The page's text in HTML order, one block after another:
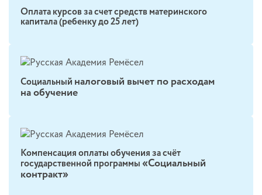
Оплата курсов за счет средств материнского
капитала (ребенку до 25 лет)
Социальный налоговый вычет по расходам
на обучение
Компенсация оплаты обучения за счёт
государственной программы«Социальный
контракт»